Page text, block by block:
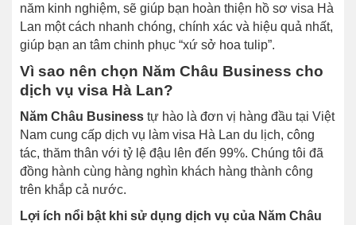
năm kinh nghiệm, sẽ giúp bạn hoàn thiện hồ sơ visa Hà
Lan một cách nhanh chóng, chính xác và hiệu quả nhất,
giúp bạn an tâm chinh phục “xứ sở hoa tulip”.
Vì sao nên chọn Năm Châu Business cho
dịch vụ visa Hà Lan?
Năm Châu Business tự hào là đơn vị hàng đầu tại Việt
Nam cung cấp dịch vụ làm visa Hà Lan du lịch, công
tác, thăm thân với tỷ lệ đậu lên đến 99%. Chúng tôi đã
đồng hành cùng hàng nghìn khách hàng thành công
trên khắp cả nước.
Lợi ích nổi bật khi sử dụng dịch vụ của Năm Châu